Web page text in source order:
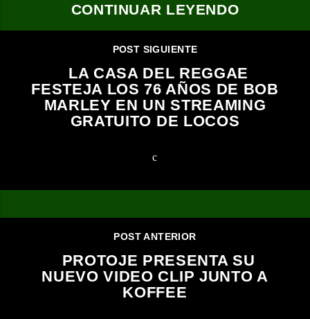
CONTINUAR LEYENDO
POST SIGUIENTE
LA CASA DEL REGGAE
FESTEJA LOS 76 AÑOS DE BOB
MARLEY EN UN STREAMING
GRATUITO DE LOCOS
POST ANTERIOR
PROTOJE PRESENTA SU
NUEVO VIDEO CLIP JUNTO A
KOFFEE